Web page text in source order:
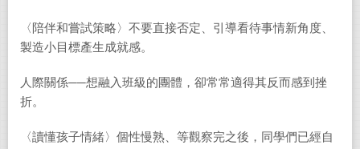
〈陪伴和嘗試策略〉不要直接否定、引導看待事情新角度、
製造小目標產生成就感。
人際關係──想融入班級的團體，卻常常適得其反而感到挫
折。
〈讀懂孩子情緒〉個性慢熟、等觀察完之後，同學們已經自